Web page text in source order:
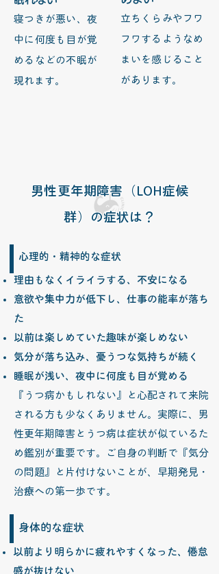
寝つきが悪い、夜
中に何度も目が覚
めるなどの不眠が
現れます。
立ちくらみやフワ
フワするようなめ
まいを感じること
があります。
​男性更年期障害（LOH症候
群）の症状は？
心理的・精神的な症状
理由もなくイライラする、不安になる
意欲や集中力が低下し、仕事の能率が落ち
た​
以前は楽しめていた趣味が楽しめない
気分が落ち込み、憂うつな気持ちが続く
睡眠が浅い、夜中に何度も目が覚める
『うつ病かもしれない』と心配されて来院
される方も少なくありません。実際に、男
性更年期障害とうつ病は症状が似ているた
め鑑別が重要です。ご自身の判断で『気分
の問題』と片付けないことが、早期発見・
治療への第一歩です。
身体的な症状
以前より明らかに疲れやすくなった、倦怠
感が抜けない